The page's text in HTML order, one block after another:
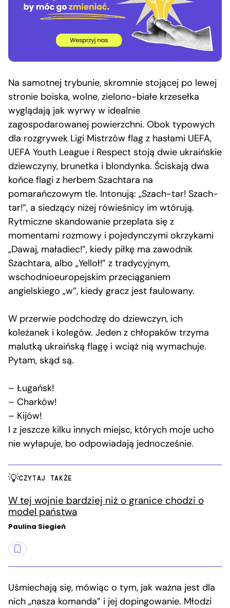
Na samotnej trybunie, skromnie stojącej po lewej
stronie boiska, wolne, zielono-białe krzesełka
wyglądają jak wyrwy w idealnie
zagospodarowanej powierzchni. Obok typowych
dla rozgrywek Ligi Mistrzów flag z hasłami UEFA,
UEFA Youth League i Respect stoją dwie ukraińskie
dziewczyny, brunetka i blondynka. Ściskają dwa
końce flagi z herbem Szachtara na
pomarańczowym tle. Intonują: „Szach-tar! Szach-
tar!”, a siedzący niżej rówieśnicy im wtórują.
Rytmiczne skandowanie przeplata się z
momentami rozmowy i pojedynczymi okrzykami
„Dawaj, maładiec!”, kiedy piłkę ma zawodnik
Szachtara, albo „Yelloł!” z tradycyjnym,
wschodnioeuropejskim przeciąganiem
angielskiego „w”, kiedy gracz jest faulowany.
W przerwie podchodzę do dziewczyn, ich
koleżanek i kolegów. Jeden z chłopaków trzyma
malutką ukraińską flagę i wciąż nią wymachuje.
Pytam, skąd są.
– Ługańsk!
– Charków!
– Kijów!
I z jeszcze kilku innych miejsc, których moje ucho
nie wyłapuje, bo odpowiadają jednocześnie.
CZYTAJ TAKŻE
W tej wojnie bardziej niż o granice chodzi o
model państwa
Paulina Siegień
Uśmiechają się, mówiąc o tym, jak ważna jest dla
nich „nasza komanda” i jej dopingowanie. Młodzi